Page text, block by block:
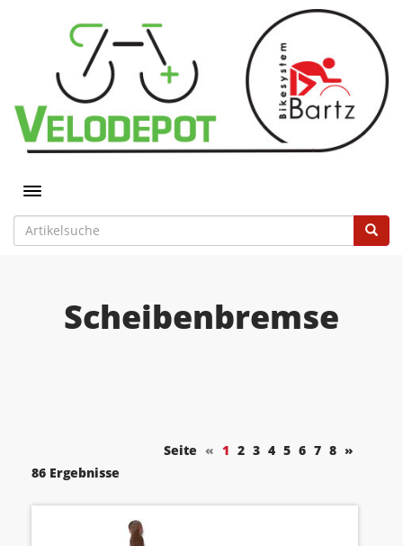
Toggle navigation
Scheibenbremse
Seite « 1 2 3 4 5 6 7 8 »
86 Ergebnisse